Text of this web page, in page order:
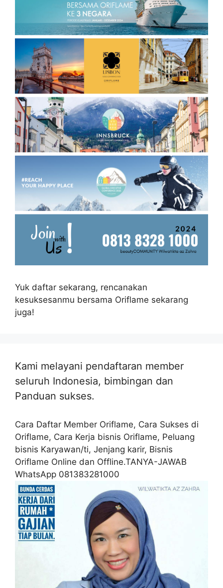
Yuk daftar sekarang, rencanakan
kesuksesanmu bersama Oriflame sekarang
juga!
Kami melayani pendaftaran member
seluruh Indonesia, bimbingan dan
Panduan sukses.
Cara Daftar Member Oriflame, Cara Sukses di
Oriflame, Cara Kerja bisnis Oriflame, Peluang
bisnis Karyawan/ti, Jenjang karir, Bisnis
Oriflame Online dan Offline.TANYA-JAWAB
WhatsApp 081383281000